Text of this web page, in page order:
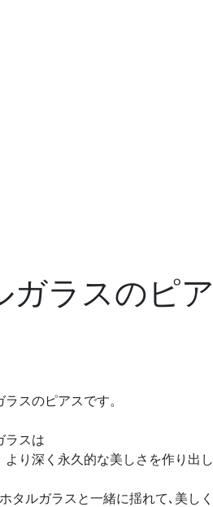
ガラスのピア
スのピアスです。
ラスは
り深く永久的な美しさを作り出し
タルガラスと一緒に揺れて､美しく